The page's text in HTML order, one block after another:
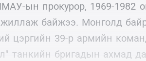
ын прокурор, 1969-1982
байжээ. Монголд
цэргийн 39-р армийн
танкийн бригадын ахмад